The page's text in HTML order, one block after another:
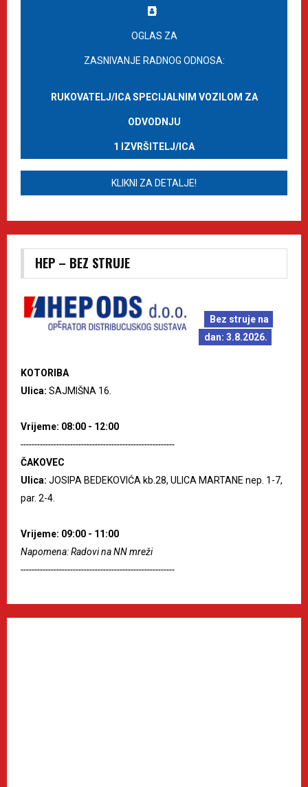
OGLAS ZA
ZASNIVANJE RADNOG ODNOSA:
RUKOVATELJ/ICA SPECIJALNIM VOZILOM ZA
ODVODNJU
1 IZVRŠITELJ/ICA
KLIKNI ZA DETALJE!
HEP – BEZ STRUJE
Bez struje na
dan: 3.8.2026.
KOTORIBA
Ulica: SAJMIŠNA 16.
Vrijeme: 08:00 - 12:00
--------------------------------------------------------
ČAKOVEC
Ulica: JOSIPA BEDEKOVIĆA kb.28, ULICA MARTANE nep. 1-7,
par. 2-4.
Vrijeme: 09:00 - 11:00
Napomena: Radovi na NN mreži
--------------------------------------------------------